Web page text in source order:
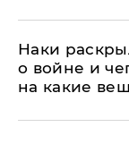
Наки
о войне и
на какие